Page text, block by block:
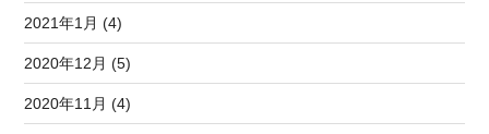
2021年1月 (4)
2020年12月 (5)
2020年11月 (4)